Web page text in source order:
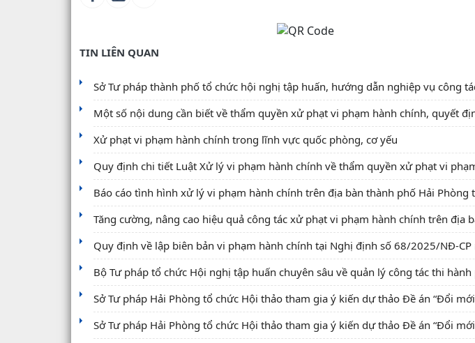
TIN LIÊN QUAN
Sở Tư pháp thành phố tổ chức hội nghị tập huấn, hướng dẫn nghiệp vụ công
Một số nội dung cần biết về thẩm quyền xử phạt vi phạm hành chính, quyết
Xử phạt vi phạm hành chính trong lĩnh vực quốc phòng, cơ yếu
Quy định chi tiết Luật Xử lý vi phạm hành chính về thẩm quyền xử phạt vi
Báo cáo tình hình xử lý vi phạm hành chính trên địa bàn thành phố Hải
Tăng cường, nâng cao hiệu quả công tác xử phạt vi phạm hành chính trên địa
Quy định về lập biên bản vi phạm hành chính tại Nghị định số 68/2025/NĐ-
Bộ Tư pháp tổ chức Hội nghị tập huấn chuyên sâu về quản lý công tác thi
Sở Tư pháp Hải Phòng tổ chức Hội thảo tham gia ý kiến dự thảo Đề án “Đổi
Sở Tư pháp Hải Phòng tổ chức Hội thảo tham gia ý kiến dự thảo Đề án “Đổi